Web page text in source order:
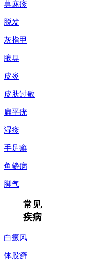
荨麻疹
脱发
灰指甲
腋臭
皮炎
皮肤过敏
扁平疣
湿疹
手足癣
鱼鳞病
脚气
常见
疾病
白癜风
体股癣